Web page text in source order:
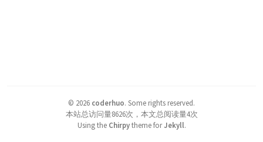
© 2026 coderhuo. Some rights reserved.
本站总访问量8626次，本文总阅读量4次
Using the Chirpytheme forJekyll.